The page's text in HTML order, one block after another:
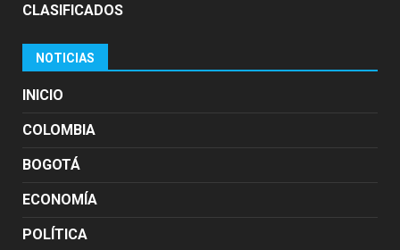
CLASIFICADOS
NOTICIAS
INICIO
COLOMBIA
BOGOTÁ
ECONOMÍA
POLÍTICA